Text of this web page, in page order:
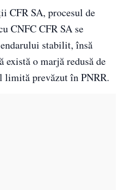
CFR SA, procesul de
CNFC CFR SA se
stabilit, însă
există o marjă redusă de
limită prevăzut în PNRR.